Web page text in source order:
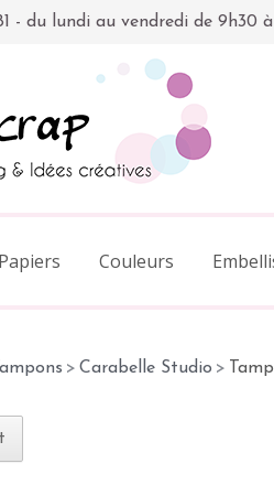
- du lundi au vendredi de 9h30
Papiers Couleurs
Tampons > Carabelle Studio >